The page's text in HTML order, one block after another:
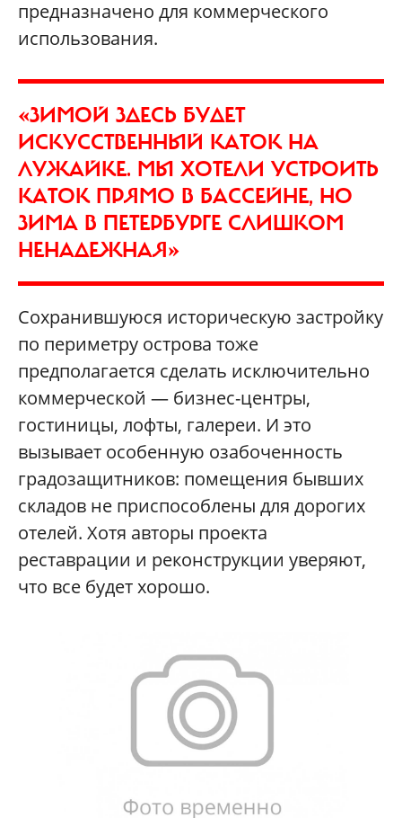
предназначено для коммерческого
использования.
«ЗИМОЙ ЗДЕСЬ БУДЕТ
ИСКУССТВЕННЫЙ КАТОК НА
ЛУЖАЙКЕ. МЫ ХОТЕЛИ УСТРОИТЬ
КАТОК ПРЯМО В БАССЕЙНЕ, НО
ЗИМА В ПЕТЕРБУРГЕ СЛИШКОМ
НЕНАДЕЖНАЯ»
Сохранившуюся историческую застройку
по периметру острова тоже
предполагается сделать исключительно
коммерческой — бизнес-центры,
гостиницы, лофты, галереи. И это
вызывает особенную озабоченность
градозащитников: помещения бывших
складов не приспособлены для дорогих
отелей. Хотя авторы проекта
реставрации и реконструкции уверяют,
что все будет хорошо.